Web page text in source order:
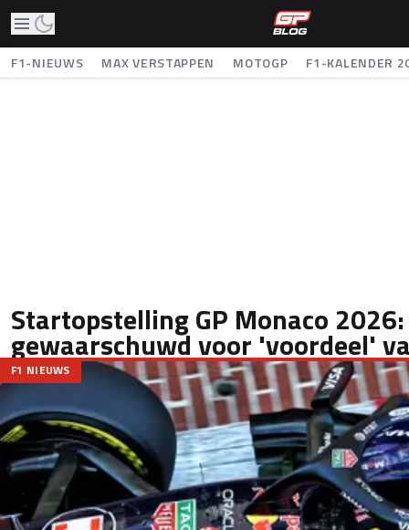
F1-NIEUWS MAX VERSTAPPEN MOTOGP F1-KALENDER
Startopstelling GP Monaco
gewaarschuwd voor 'voordeel'
F1 NIEUWS